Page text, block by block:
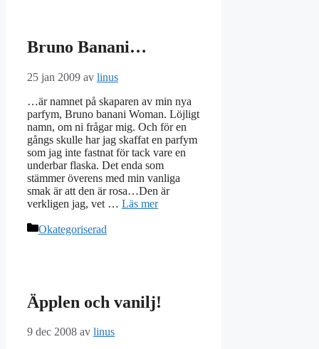
Bruno Banani…
25 jan 2009 av linus
…är namnet på skaparen av min nya
parfym, Bruno banani Woman. Löjligt
namn, om ni frågar mig. Och för en
gångs skulle har jag skaffat en parfym
som jag inte fastnat för tack vare en
underbar flaska. Det enda som
stämmer överens med min vanliga
smak är att den är rosa…Den är
verkligen jag, vet … Läs mer
Kategorier
Okategoriserad
Äpplen och vanilj!
9 dec 2008 av linus